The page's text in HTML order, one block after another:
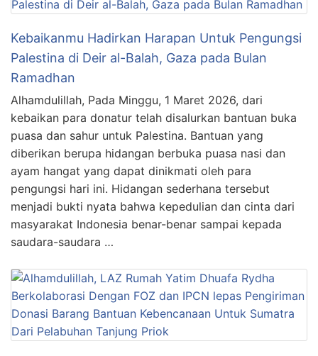
Kebaikanmu Hadirkan Harapan Untuk Pengungsi
Palestina di Deir al-Balah, Gaza pada Bulan
Ramadhan
Alhamdulillah, Pada Minggu, 1 Maret 2026, dari
kebaikan para donatur telah disalurkan bantuan buka
puasa dan sahur untuk Palestina. Bantuan yang
diberikan berupa hidangan berbuka puasa nasi dan
ayam hangat yang dapat dinikmati oleh para
pengungsi hari ini. Hidangan sederhana tersebut
menjadi bukti nyata bahwa kepedulian dan cinta dari
masyarakat Indonesia benar-benar sampai kepada
saudara-saudara …